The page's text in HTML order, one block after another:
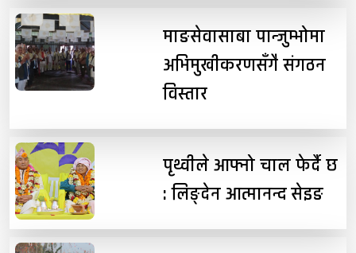
माङसेवासाबा पान्जुम्भोमा
अभिमुखीकरणसँगै संगठन
विस्तार
पृथ्वीले आफ्नो चाल फेर्दै छ
: लिङ्देन आत्मानन्द सेइङ